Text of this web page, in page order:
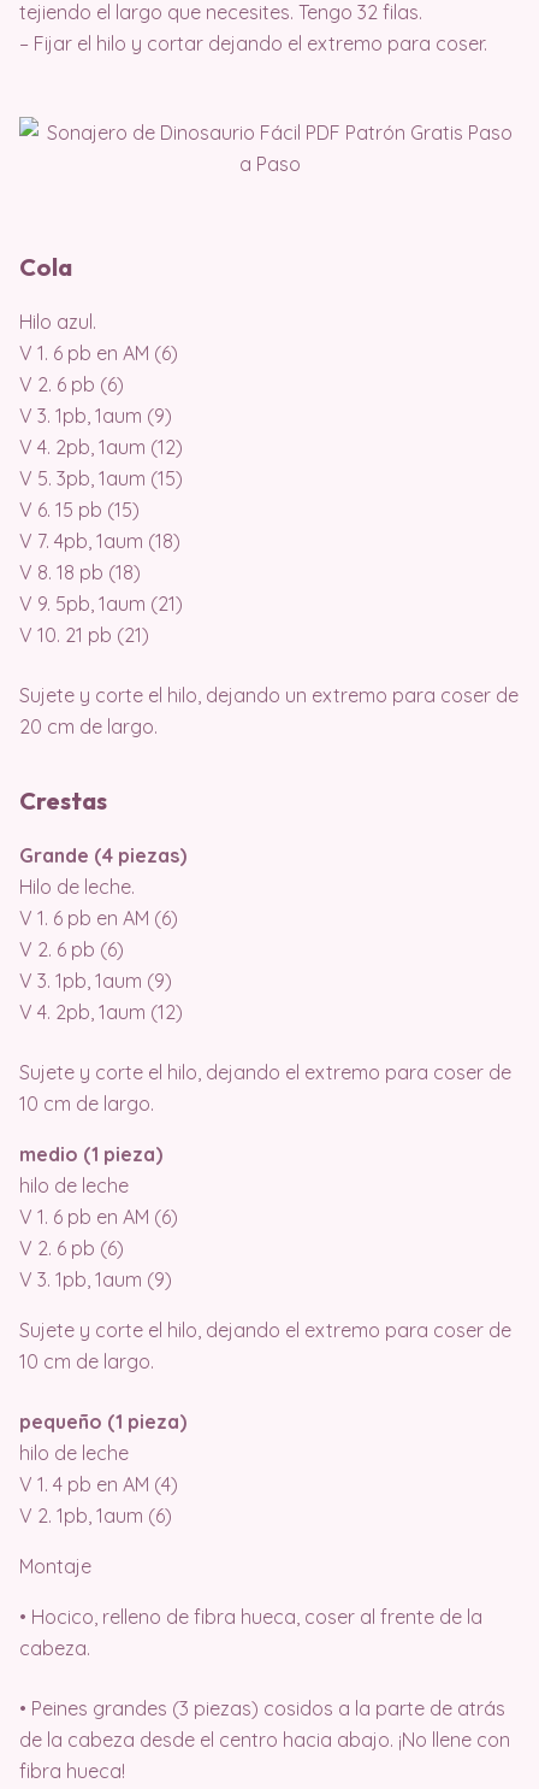
tejiendo el largo que necesites. Tengo 32 filas.
– Fijar el hilo y cortar dejando el extremo para coser.
Cola
Hilo azul.
V 1. 6 pb en AM (6)
V 2. 6 pb (6)
V 3. 1pb, 1aum (9)
V 4. 2pb, 1aum (12)
V 5. 3pb, 1aum (15)
V 6. 15 pb (15)
V 7. 4pb, 1aum (18)
V 8. 18 pb (18)
V 9. 5pb, 1aum (21)
V 10. 21 pb (21)
Sujete y corte el hilo, dejando un extremo para coser de
20 cm de largo.
Crestas
Grande (4 piezas)
Hilo de leche.
V 1. 6 pb en AM (6)
V 2. 6 pb (6)
V 3. 1pb, 1aum (9)
V 4. 2pb, 1aum (12)
Sujete y corte el hilo, dejando el extremo para coser de
10 cm de largo.
medio (1 pieza)
hilo de leche
V 1. 6 pb en AM (6)
V 2. 6 pb (6)
V 3. 1pb, 1aum (9)
Sujete y corte el hilo, dejando el extremo para coser de
10 cm de largo.
pequeño (1 pieza)
hilo de leche
V 1. 4 pb en AM (4)
V 2. 1pb, 1aum (6)
Montaje
• Hocico, relleno de fibra hueca, coser al frente de la
cabeza.
• Peines grandes (3 piezas) cosidos a la parte de atrás
de la cabeza desde el centro hacia abajo. ¡No llene con
fibra hueca!